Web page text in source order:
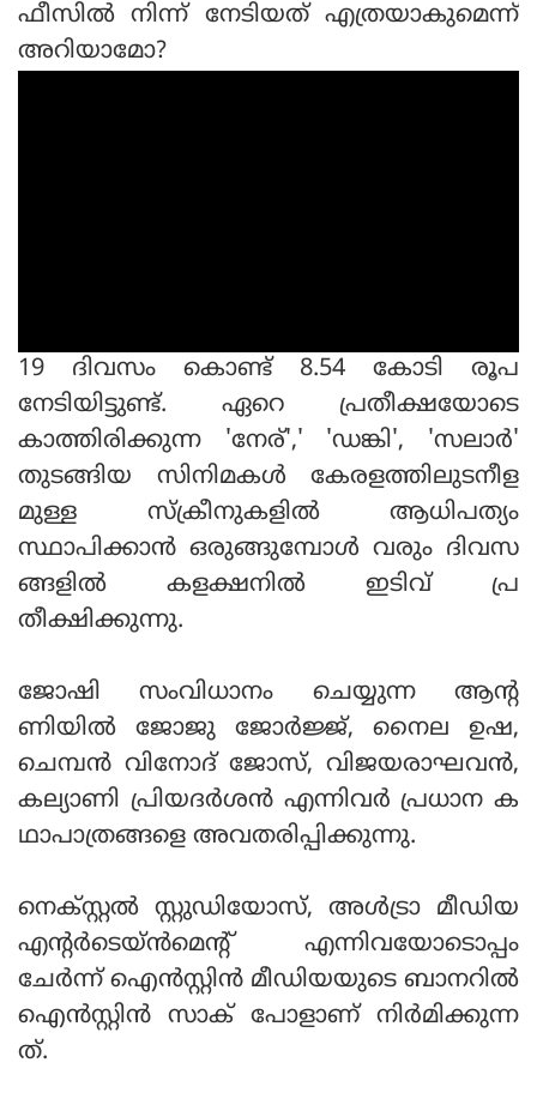
ഫീസില്‍ നിന്ന് നേടിയത് എത്രയാകുമെന്ന്
അറിയാമോ?
19 ദിവസം കൊണ്ട് 8.54 കോടി രൂപ
നേടിയിട്ടുണ്ട്. ഏറെ പ്രതീക്ഷയോടെ
കാത്തിരിക്കുന്ന 'നേര്',' 'ഡങ്കി', 'സലാര്‍'
തുടങ്ങിയ സിനിമകള്‍ കേരളത്തിലുടനീള
മുള്ള സ്‌ക്രീനുകളില്‍ ആധിപത്യം
സ്ഥാപിക്കാന്‍ ഒരുങ്ങുമ്പോള്‍ വരും ദിവസ
ങ്ങളില്‍ കളക്ഷനില്‍ ഇടിവ് പ്ര
തീക്ഷിക്കുന്നു.
ജോഷി സംവിധാനം ചെയ്യുന്ന ആന്റ
ണിയില്‍ ജോജു ജോര്‍ജ്ജ്, നൈല ഉഷ,
ചെമ്പന്‍ വിനോദ് ജോസ്, വിജയരാഘവന്‍,
കല്യാണി പ്രിയദര്‍ശന്‍ എന്നിവര്‍ പ്രധാന ക
ഥാപാത്രങ്ങളെ അവതരിപ്പിക്കുന്നു.
നെക്സ്റ്റല്‍ സ്റ്റുഡിയോസ്, അള്‍ട്രാ മീഡിയ
എന്റര്‍ടെയ്ന്‍മെന്റ് എന്നിവയോടൊപ്പം
ചേര്‍ന്ന് ഐന്‍സ്റ്റിന്‍ മീഡിയയുടെ ബാനറില്‍
ഐന്‍സ്റ്റിന്‍ സാക് പോളാണ് നിര്‍മിക്കുന്ന
ത്.